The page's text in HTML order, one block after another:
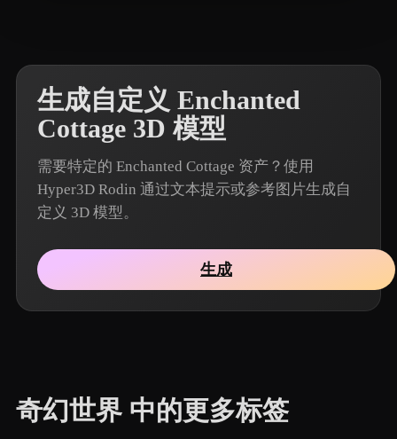
生成自定义 Enchanted
Cottage 3D 模型
需要特定的 Enchanted Cottage 资产？使用
Hyper3D Rodin 通过文本提示或参考图片生成自
定义 3D 模型。
生成
奇幻世界 中的更多标签